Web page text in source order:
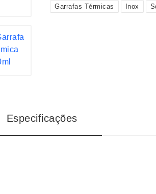
Garrafas Térmicas
Inox
Especificações